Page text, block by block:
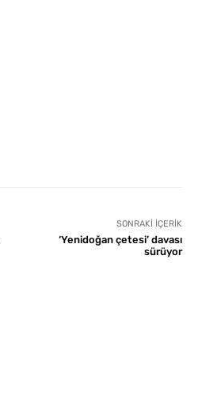
SONRAKI İÇERIK
‘Yenidoğan çetesi’ davası
sürüyor